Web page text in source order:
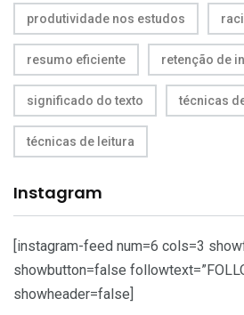
produtividade nos estudos
resumo eficiente retenção de
significado do texto técnicas
técnicas de leitura
Instagram
[instagram-feed num=6 cols=3
showbutton=false
showheader=false]